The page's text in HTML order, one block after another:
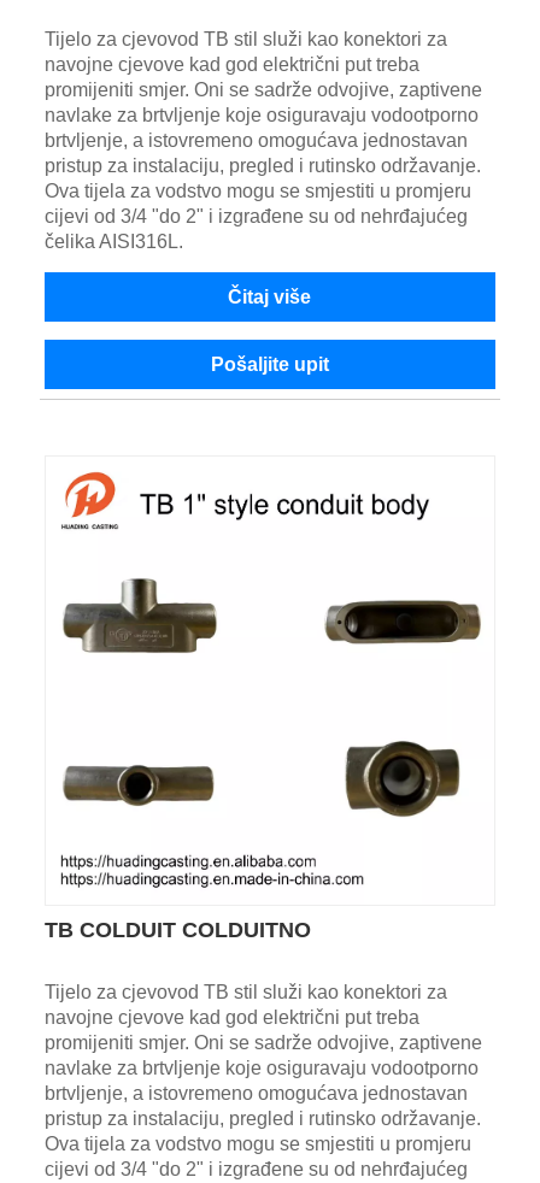
Tijelo za cjevovod TB stil služi kao konektori za
navojne cjevove kad god električni put treba
promijeniti smjer. Oni se sadrže odvojive, zaptivene
navlake za brtvljenje koje osiguravaju vodootporno
brtvljenje, a istovremeno omogućava jednostavan
pristup za instalaciju, pregled i rutinsko održavanje.
Ova tijela za vodstvo mogu se smjestiti u promjeru
cijevi od 3/4 "do 2" i izgrađene su od nehrđajućeg
čelika AISI316L.
Čitaj više
Pošaljite upit
TB COLDUIT COLDUITNO
Tijelo za cjevovod TB stil služi kao konektori za
navojne cjevove kad god električni put treba
promijeniti smjer. Oni se sadrže odvojive, zaptivene
navlake za brtvljenje koje osiguravaju vodootporno
brtvljenje, a istovremeno omogućava jednostavan
pristup za instalaciju, pregled i rutinsko održavanje.
Ova tijela za vodstvo mogu se smjestiti u promjeru
cijevi od 3/4 "do 2" i izgrađene su od nehrđajućeg